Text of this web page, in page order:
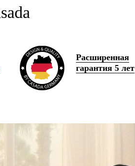
Расширенная
гарантия 5 лет